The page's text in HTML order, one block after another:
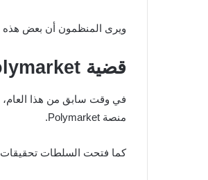
ويرى المنظمون أن بعض هذه
قضية Polymarket تزيد الضغوط التنظيمية
منصة Polymarket.
كما فتحت السلطات تحقيقات